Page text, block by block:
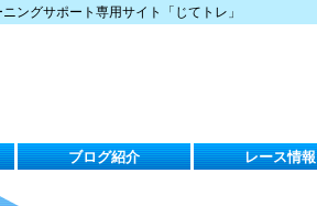
ングサポート専用サイト「じてトレ」
ブログ紹介 レース情報